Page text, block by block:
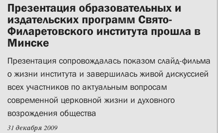
Презентация образовательных и
издательских программ Свято-
Филаретовского института прошла в
Минске
Презентация сопровождалась показом слайд-фильма
о жизни института и завершилась живой дискуссией
всех участников по актуальным вопросам
современной церковной жизни и духовного
возрождения общества
31 декабря 2009